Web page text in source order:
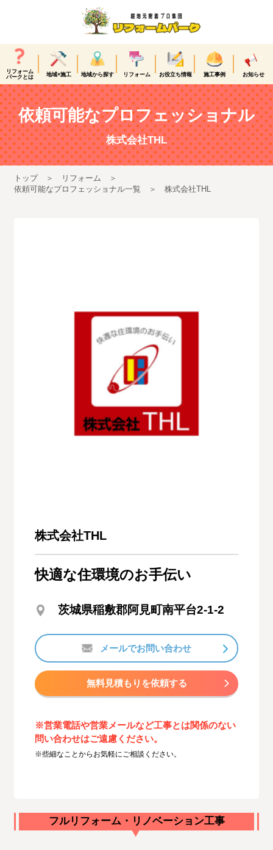
リフォーム
パークとは
地域×施工 地域から探す リフォーム お役立ち情報 施工事例 お知らせ
依頼可能なプロフェッショナル
株式会社THL
トップ
リフォーム
依頼可能なプロフェッショナル一覧
株式会社THL
株式会社THL
快適な住環境のお手伝い
茨城県稲敷郡阿見町南平台2-1-2
メールでお問い合わせ
無料見積もりを依頼する
※営業電話や営業メールなど工事とは関係のない
問い合わせはご遠慮ください。
※些細なことからお気軽にご相談ください。
フルリフォーム・リノベーション工事